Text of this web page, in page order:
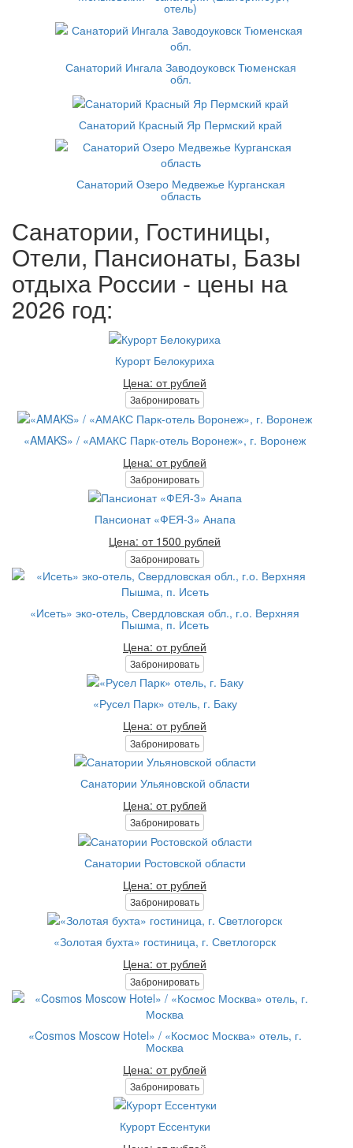
отель)
Санаторий Ингала Заводоуковск Тюменская
обл.
Санаторий Красный Яр Пермский край
Санаторий Озеро Медвежье Курганская
область
Санатории, Гостиницы,
Отели, Пансионаты, Базы
отдыха России - цены на
2026 год:
Курорт Белокуриха
Цена: от рублей
Забронировать
«AMAKS» / «АМАКС Парк-отель Воронеж», г. Воронеж
Цена: от рублей
Забронировать
Пансионат «ФЕЯ-3» Анапа
Цена: от 1500 рублей
Забронировать
«Исеть» эко-отель, Свердловская обл., г.о. Верхняя
Пышма, п. Исеть
Цена: от рублей
Забронировать
«Русел Парк» отель, г. Баку
Цена: от рублей
Забронировать
Санатории Ульяновской области
Цена: от рублей
Забронировать
Санатории Ростовской области
Цена: от рублей
Забронировать
«Золотая бухта» гостиница, г. Светлогорск
Цена: от рублей
Забронировать
«Cosmos Moscow Hotel» / «Космос Москва» отель, г.
Москва
Цена: от рублей
Забронировать
Курорт Ессентуки